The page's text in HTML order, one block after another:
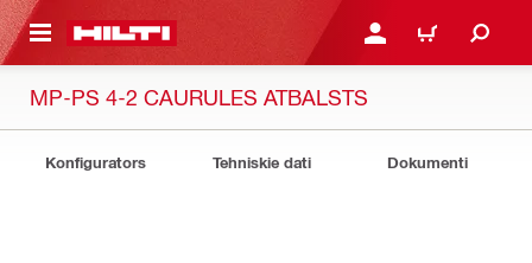
SATURU PIESLĒGTIES VAI
IEPIRKŠANĀS
MP-PS 4-2 CAURULES ATBALSTS
Konfigurators Tehniskie dati Dokumenti